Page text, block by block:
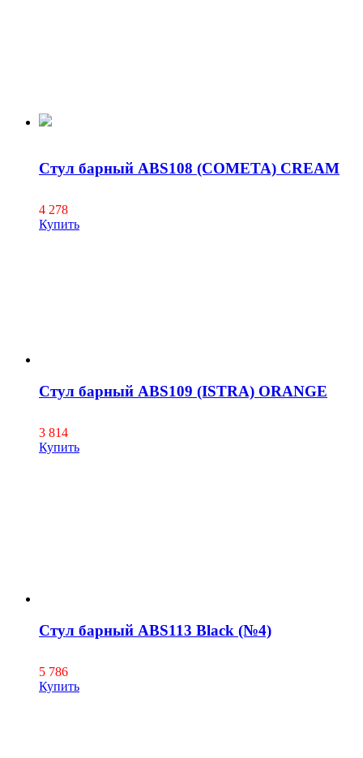
Стул барный ABS108 (COMETA) CREAM
4 278
Купить
Стул барный ABS109 (ISTRA) ORANGE
3 814
Купить
Стул барный ABS113 Black (№4)
5 786
Купить